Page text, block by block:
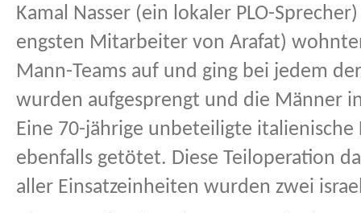
Kamal Nasser (ein lokaler PLO-
engsten Mitarbeiter von Arafat)
Mann-Teams auf und ging bei jedem
wurden aufgesprengt und die Männer
Eine 70-jährige unbeteiligte
ebenfalls getötet. Diese Teiloperation
aller Einsatzeinheiten wurden zwei